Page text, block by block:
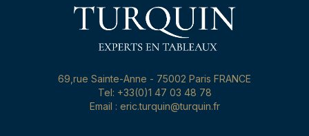
69,rue Sainte-Anne - 75002 Paris FRANCE
Tel: +33(0)1 47 03 48 78
Email : eric.turquin@turquin.fr